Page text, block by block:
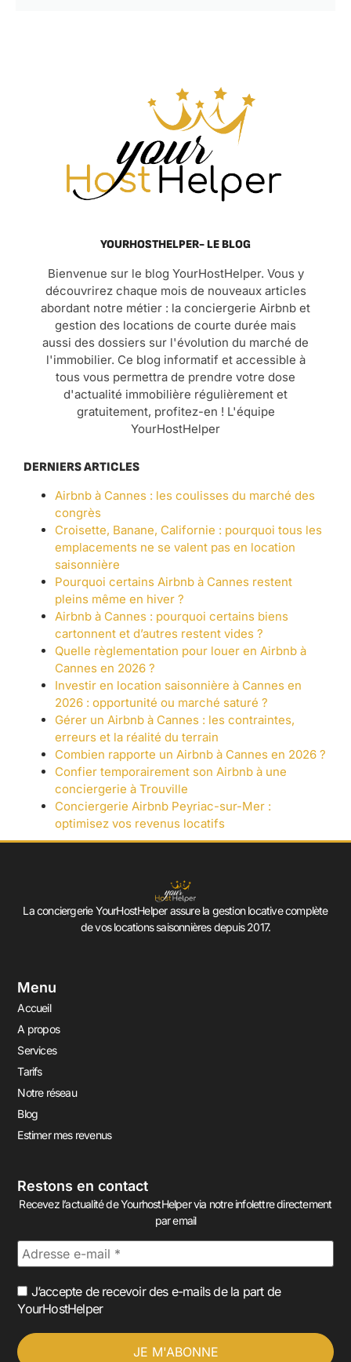
YOURHOSTHELPER- LE BLOG
Bienvenue sur le blog YourHostHelper. Vous y
découvrirez chaque mois de nouveaux articles
abordant notre métier : la conciergerie Airbnb et
gestion des locations de courte durée mais
aussi des dossiers sur l'évolution du marché de
l'immobilier. Ce blog informatif et accessible à
tous vous permettra de prendre votre dose
d'actualité immobilière régulièrement et
gratuitement, profitez-en ! L'équipe
YourHostHelper
DERNIERS ARTICLES
Airbnb à Cannes : les coulisses du marché des
congrès
Croisette, Banane, Californie : pourquoi tous les
emplacements ne se valent pas en location
saisonnière
Pourquoi certains Airbnb à Cannes restent
pleins même en hiver ?
Airbnb à Cannes : pourquoi certains biens
cartonnent et d’autres restent vides ?
Quelle règlementation pour louer en Airbnb à
Cannes en 2026 ?
Investir en location saisonnière à Cannes en
2026 : opportunité ou marché saturé ?
Gérer un Airbnb à Cannes : les contraintes,
erreurs et la réalité du terrain
Combien rapporte un Airbnb à Cannes en 2026 ?
Confier temporairement son Airbnb à une
conciergerie à Trouville
Conciergerie Airbnb Peyriac-sur-Mer :
optimisez vos revenus locatifs
La conciergerie YourHostHelper assure la gestion locative complète
de vos locations saisonnières depuis 2017.
Menu
Accueil
A propos
Services
Tarifs
Notre réseau
Blog
Estimer mes revenus
Restons en contact
Recevez l’actualité de YourhostHelper via notre infolettre directement
par email
J’accepte de recevoir des e-mails de la part de
YourHostHelper